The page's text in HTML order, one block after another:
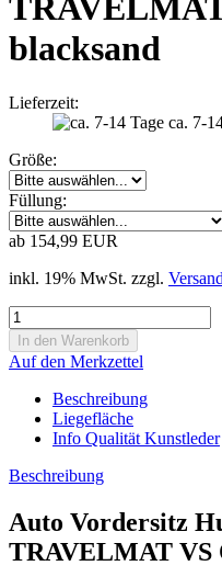
blacksand
Lieferzeit:
ca. 7-
Größe:
Füllung:
ab 154,99 EUR
inkl. 19% MwSt. zzgl. Versand
Auf den Merkzettel
Beschreibung
Liegefläche
Info Qualität Kunstleder
Beschreibung
Auto Vordersitz
TRAVELMAT VS